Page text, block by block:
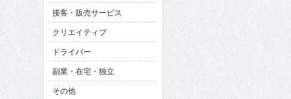
接客・販売サービス
クリエイティブ
ドライバー
副業・在宅・独立
その他